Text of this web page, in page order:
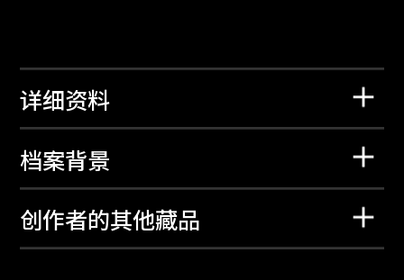
详细资料
档案背景
创作者的其他藏品